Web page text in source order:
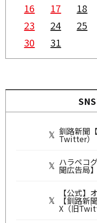
16
17 18
23
24 25
30
31
釧路新聞
Twitter）
ハラペコ
聞広告局
【公式】
【釧路新
X（旧